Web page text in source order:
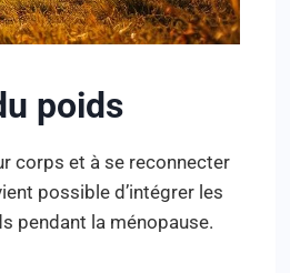
poids
corps et à se reconnecter
possible d’intégrer les
pendant la ménopause.